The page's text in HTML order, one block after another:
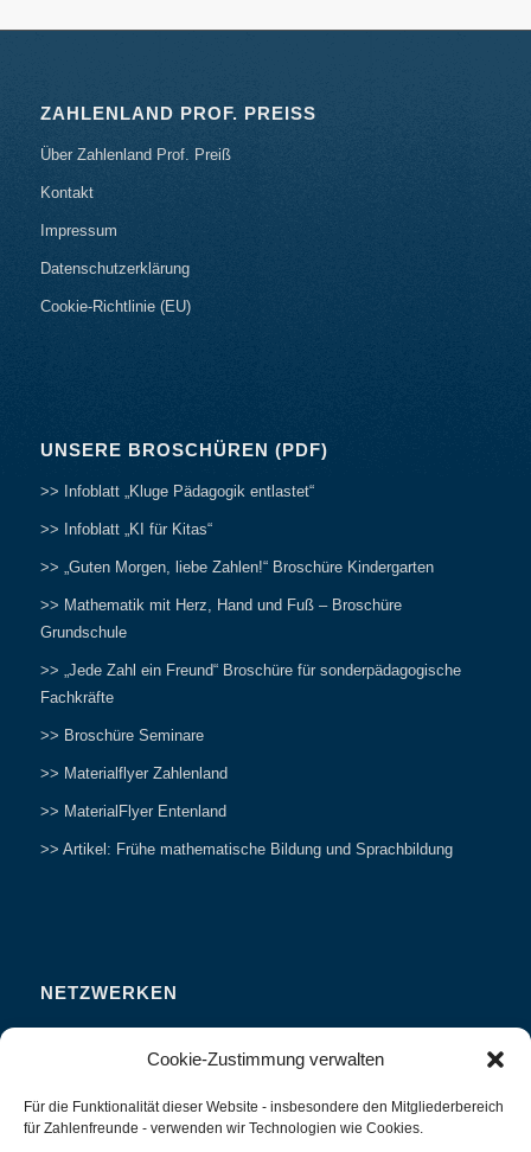
Cookie-Zustimmung verwalten
Für die Funktionalität dieser Website - insbesondere den Mitgliederbereich
für Zahlenfreunde - verwenden wir Technologien wie Cookies.
ZAHLENLAND PROF. PREISS
Über Zahlenland Prof. Preiß
Kontakt
Impressum
Datenschutzerklärung
Cookie-Richtlinie (EU)
UNSERE BROSCHÜREN (PDF)
>> Infoblatt „Kluge Pädagogik entlastet“
>> Infoblatt „KI für Kitas“
>> „Guten Morgen, liebe Zahlen!“ Broschüre Kindergarten
>> Mathematik mit Herz, Hand und Fuß – Broschüre
Grundschule
>> „Jede Zahl ein Freund“ Broschüre für sonderpädagogische
Fachkräfte
>> Broschüre Seminare
>> Materialflyer Zahlenland
>> MaterialFlyer Entenland
>> Artikel: Frühe mathematische Bildung und Sprachbildung
NETZWERKEN
Studieren